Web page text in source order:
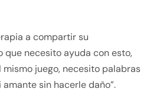
a compartir su
que necesito ayuda con esto,
juego, necesito palabras
sin hacerle daño”.